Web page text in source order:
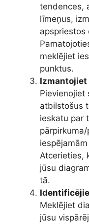
tendences,
līmeņus,
apspriestos
meklējiet
punktus.
Pievienojiet
atbilstošus
ieskatu par
Atcerieties,
jūsu
tā.
Meklējiet
jūsu